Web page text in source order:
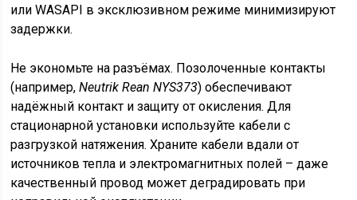
или WASAPI в эксклюзивном режиме минимизируют
задержки.
Не экономьте на разъёмах. Позолоченные контакты
(например,Neutrik Rean NYS373) обеспечивают
надёжный контакт и защиту от окисления. Для
стационарной установки используйте кабели с
разгрузкой натяжения. Храните кабели вдали от
источников тепла и электромагнитных полей – даже
качественный провод может деградировать при